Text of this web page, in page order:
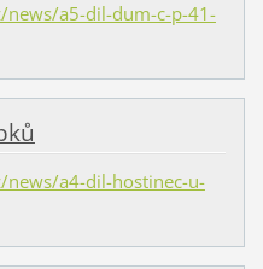
a5-dil-dum-c-p-41-
a4-dil-hostinec-u-